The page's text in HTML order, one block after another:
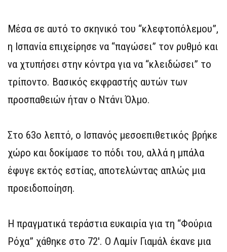
Μέσα σε αυτό το σκηνικό του “κλεφτοπόλεμου”,
η Ισπανία επιχείρησε να “παγώσει” τον ρυθμό και
να χτυπήσει στην κόντρα για να “κλειδώσει” το
τρίποντο. Βασικός εκφραστής αυτών των
προσπαθειών ήταν ο Ντάνι Όλμο.
Στο 63ο λεπτό, ο Ισπανός μεσοεπιθετικός βρήκε
χώρο και δοκίμασε το πόδι του, αλλά η μπάλα
έφυγε εκτός εστίας, αποτελώντας απλώς μια
προειδοποίηση.
Η πραγματικά τεράστια ευκαιρία για τη “Φούρια
Ρόχα” χάθηκε στο 72′. Ο Λαμίν Γιαμάλ έκανε μια